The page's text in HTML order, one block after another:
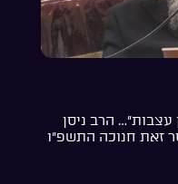
עצבות”… הרב ניסן
זאת חנוכה התשפ”ו